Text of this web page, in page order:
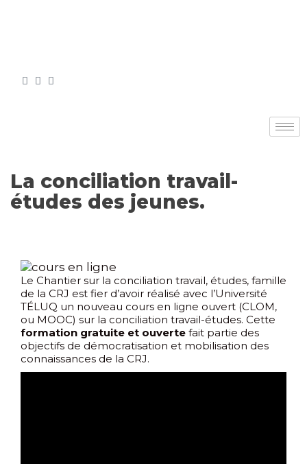
La conciliation travail-
études des jeunes.
Le Chantier sur la conciliation travail, études, famille
de la CRJ est fier d’avoir réalisé avec l’Université
TÉLUQ un nouveau cours en ligne ouvert (CLOM,
ou MOOC) sur la conciliation travail-études. Cette
formation gratuite et ouverte fait partie des
objectifs de démocratisation et mobilisation des
connaissances de la CRJ.